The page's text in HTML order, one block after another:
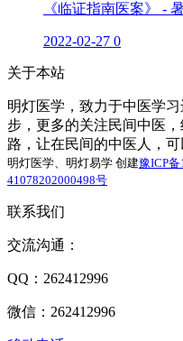
《临证指南医案》 -
2022-02-27 0
关于本站
明灯医学，致力于中医学
步，更多的关注民间中医
路，让在民间的中医人，
明灯医学、明灯易学 创建豫ICP备
41078202000498号
联系我们
交流沟通：
QQ：262412996
微信：262412996